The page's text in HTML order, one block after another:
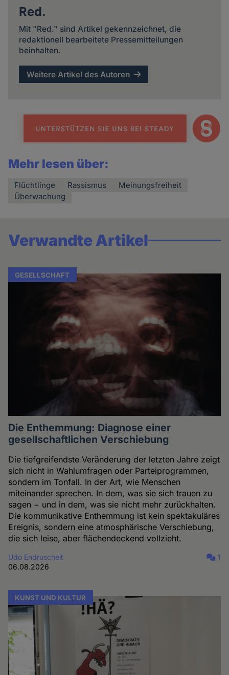
Red.
Mit "Red." sind Artikel gekennzeichnet, die
redaktionell bearbeitete Pressemitteilungen
beinhalten.
Weitere Artikel des Autoren
Mehr lesen über:
Flüchtlinge Rassismus
Meinungsfreiheit
Überwachung
Verwandte Artikel
GESELLSCHAFT
Die Enthemmung: Diagnose einer
gesellschaftlichen Verschiebung
Die tiefgreifendste Veränderung der letzten Jahre zeigt
sich nicht in Wahlumfragen oder Parteiprogrammen,
sondern im Tonfall. In der Art, wie Menschen
miteinander sprechen. In dem, was sie sich trauen zu
sagen − und in dem, was sie nicht mehr zurückhalten.
Die kommunikative Enthemmung ist kein spektakuläres
Ereignis, sondern eine atmosphärische Verschiebung,
die sich leise, aber flächendeckend vollzieht.
Udo Endruscheit
06.08.2026
1
KUNST UND KULTUR